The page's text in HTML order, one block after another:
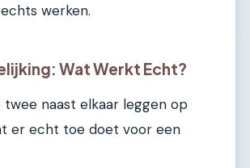
werken.
Wat Werkt Echt?
twee naast elkaar leggen op
er echt toe doet voor een